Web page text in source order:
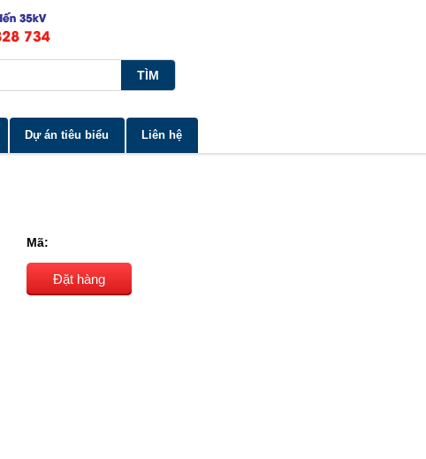
Dự án tiêu biểu Liên hệ
Mã:
Đặt hàng